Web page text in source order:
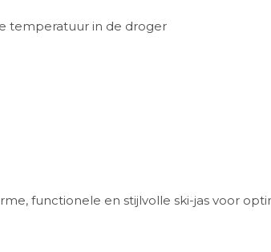
temperatuur in de droger
functionele en stijlvolle ski-jas voor